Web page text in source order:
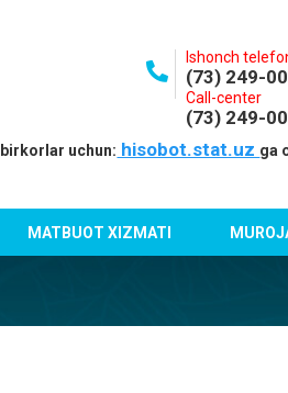
Ishonch
(73) 249-
Call-center
(73) 249-
uchun: hisobot.stat.uz ga
MATBUOT XIZMATI